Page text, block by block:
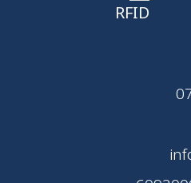
RFID